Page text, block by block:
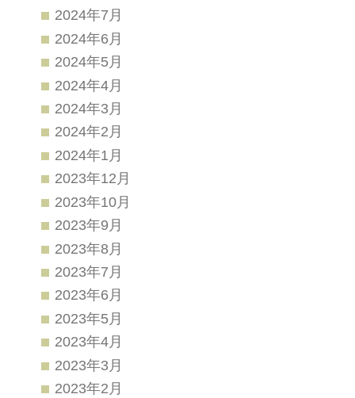
2024年7月
2024年6月
2024年5月
2024年4月
2024年3月
2024年2月
2024年1月
2023年12月
2023年10月
2023年9月
2023年8月
2023年7月
2023年6月
2023年5月
2023年4月
2023年3月
2023年2月